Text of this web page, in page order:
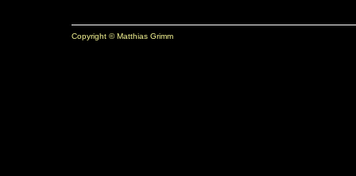
Copyright © Matthias Grimm